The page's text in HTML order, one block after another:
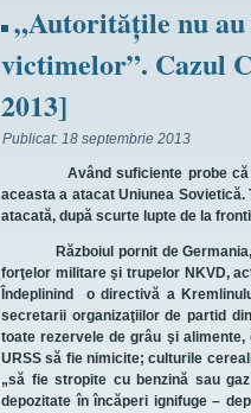
„Autorităţile nu
victimelor”. Cazul
2013]
Publicat: 18 septembrie 2013
Având suficiente probe că
aceasta a atacat Uniunea
atacată, după scurte lupte de la
Războiul pornit de Germania,
forţelor militare şi trupelor NKVD,
Îndeplinind o directivă a
secretarii organizaţiilor de partid
toate rezervele de grâu şi
URSS să fie nimicite; culturile
„să fie stropite cu benzină sau
depozitate în încăperi ignifuge –